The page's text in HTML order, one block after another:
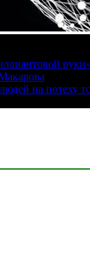
руки»
на потеху